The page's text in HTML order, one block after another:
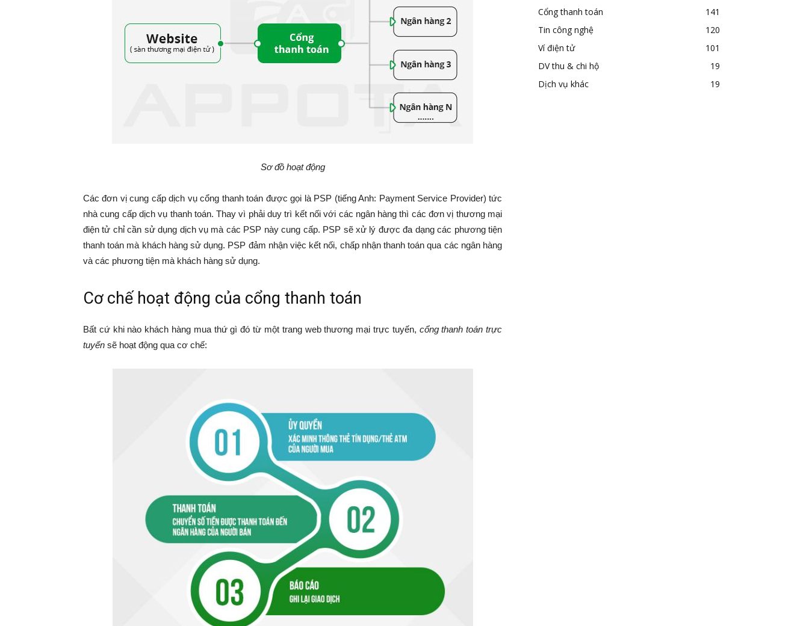
Sơ đồ hoạt động
Các đơn vị cung cấp dịch vụ cổng thanh toán được gọi là PSP (tiếng Anh: Payment Service Provider) tức
nhà cung cấp dịch vụ thanh toán. Thay vì phải duy trì kết nối với các ngân hàng thì các đơn vị thương mại
điện tử chỉ cần sử dụng dịch vụ mà các PSP này cung cấp. PSP sẽ xử lý được đa dạng các phương tiện
thanh toán mà khách hàng sử dụng. PSP đảm nhận việc kết nối, chấp nhận thanh toán qua các ngân hàng
và các phương tiện mà khách hàng sử dụng.
Cơ chế hoạt động của cổng thanh toán
Bất cứ khi nào khách hàng mua thứ gì đó từ một trang web thương mại trực tuyến, cổng thanh toán trực
tuyến sẽ hoạt động qua cơ chế:
Cổng thanh toán
141
Tin công nghệ
120
Ví điện tử
101
DV thu & chi hộ
19
Dịch vụ khác
19